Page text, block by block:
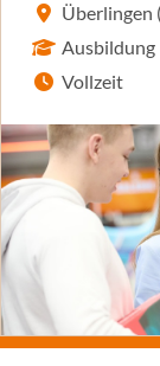
Überlingen
Ausbildung
Vollzeit